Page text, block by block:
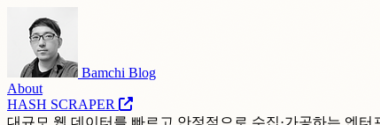
Bamchi Blog
About
HASH SCRAPER
대규모 웹 데이터를 빠르고 안정적으로 수집·가공하는 엔터